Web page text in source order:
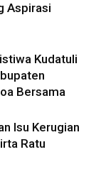
Aspirasi
Kudatuli
Bersama
Isu Kerugian
Ratu